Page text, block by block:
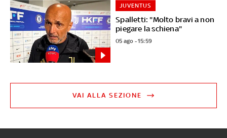
Spalletti: "Molto bravi a non
piegare la schiena"
JUVENTUS
05 ago - 15:59
VAI ALLA SEZIONE